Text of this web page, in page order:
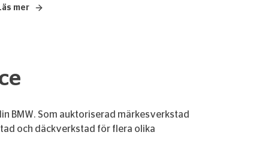
mer
Inspektionsbaserad service
BMW. Som auktoriserad märkesverkstad
och däckverkstad för flera olika